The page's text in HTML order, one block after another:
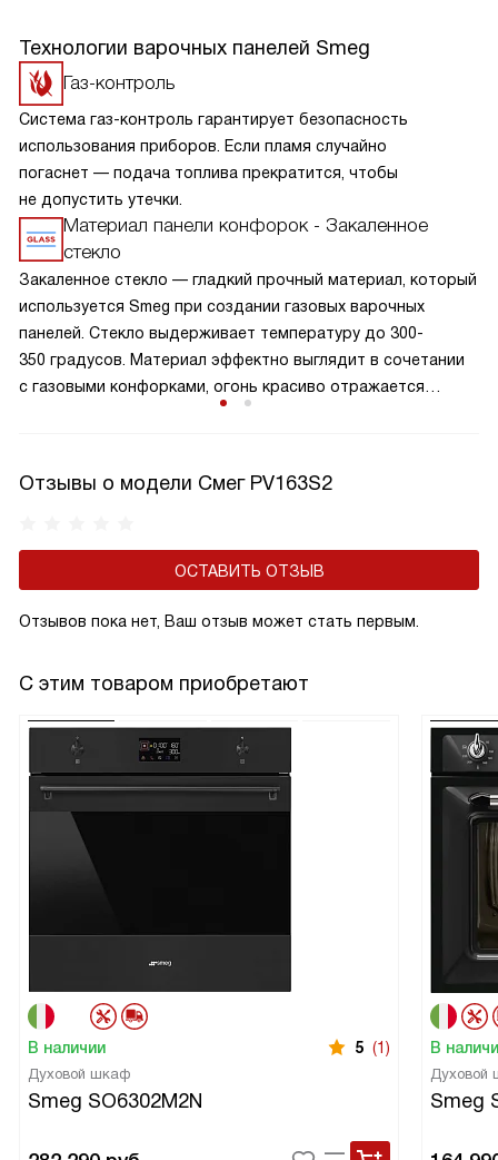
Технологии варочных панелей Smeg
Газ-контроль
Система газ-контроль гарантирует безопасность
использования приборов. Если пламя случайно
погаснет — подача топлива прекратится, чтобы
не допустить утечки.
Материал панели конфорок - Закаленное
стекло
Закаленное стекло — гладкий прочный материал, который
используется Smeg при создании газовых варочных
панелей. Стекло выдерживает температуру до 300-
350 градусов. Материал эффектно выглядит в сочетании
с газовыми конфорками, огонь красиво отражается
Отзывы о модели Смег PV163S2
ОСТАВИТЬ ОТЗЫВ
Отзывов пока нет, Ваш отзыв может стать первым.
С этим товаром приобретают
В наличии 5 (1)
Духовой шкаф
Smeg SO6302M2N
В
Духовой
Smeg